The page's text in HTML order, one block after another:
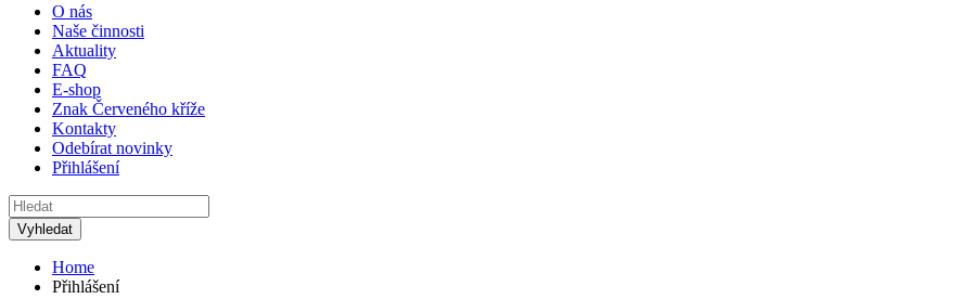
O nás
Naše činnosti
Aktuality
FAQ
E-shop
Znak Červeného kříže
Kontakty
Odebírat novinky
Přihlášení
Home
Přihlášení